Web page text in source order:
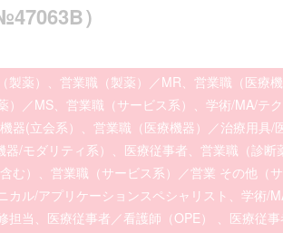
）
製薬）、営業職（製薬）／MR、営業職（医療
）／MS、営業職（サービス系）、学術/MA/テ
器(立会系）、営業職（医療機器）／治療用具
器/モダリティ系）、医療従事者、営業職（診
含む）、営業職（サービス系）／営業 その他
カル/アプリケーションスペシャリスト、学術/
担当、医療従事者／看護師（OPE） 、医療従